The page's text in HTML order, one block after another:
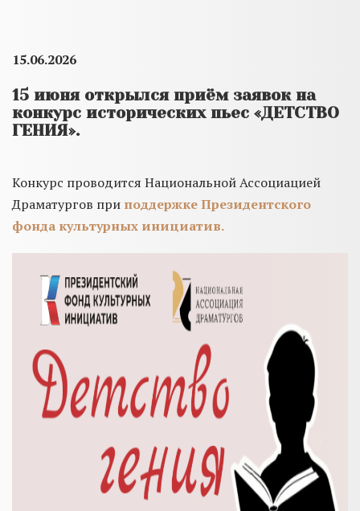
15.06.2026
15 июня открылся приём заявок на
конкурс исторических пьес «ДЕТСТВО
ГЕНИЯ».
Конкурс проводится Национальной Ассоциацией
Драматургов при поддержке Президентского
фонда культурных инициатив.